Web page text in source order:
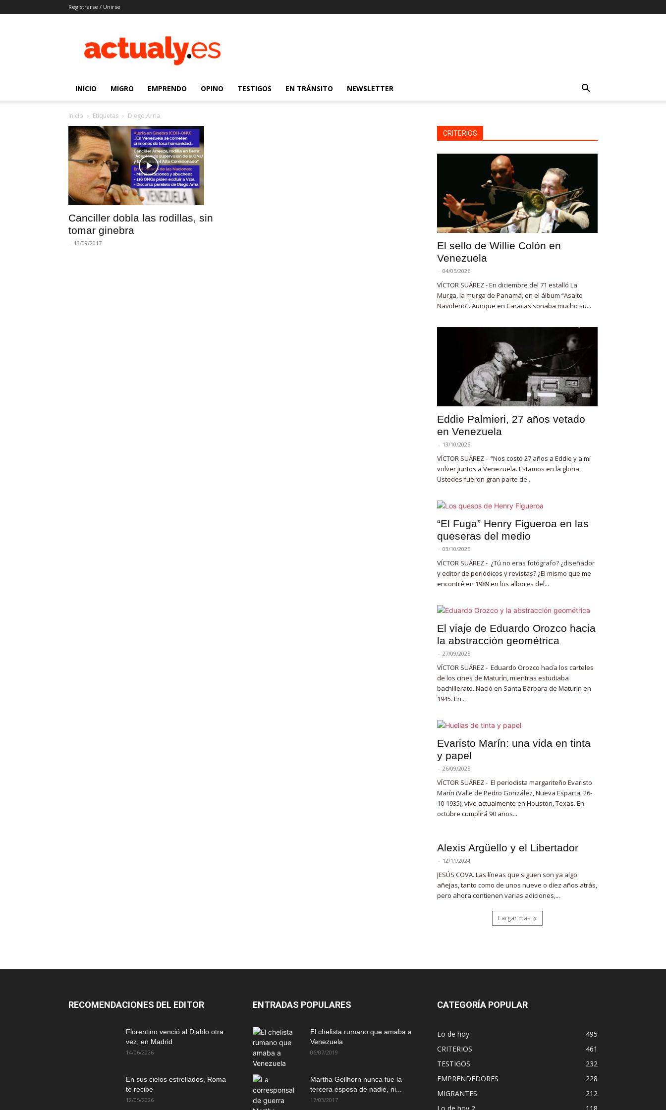
Registrarse / Unirse
|
Noticias
venezolanos
INICIO MIGRO EMPRENDO OPINO TESTIGOS EN TRÁNSITO NEWSLETTER
Inicio Etiquetas Diego Arria
Canciller dobla las rodillas, sin
tomar ginebra
- 13/09/2017
CRITERIOS
El sello de Willie Colón en
Venezuela
- 04/05/2026
VÍCTOR SUÁREZ - En diciembre del 71 estalló La
Murga, la murga de Panamá, en el álbum “Asalto
Navideño”. Aunque en Caracas sonaba mucho su...
Eddie Palmieri, 27 años vetado
en Venezuela
- 13/10/2025
VÍCTOR SUÁREZ - “Nos costó 27 años a Eddie y a mí
volver juntos a Venezuela. Estamos en la gloria.
Ustedes fueron gran parte de...
“El Fuga” Henry Figueroa en las
queseras del medio
- 03/10/2025
VÍCTOR SUÁREZ - ¿Tú no eras fotógrafo? ¿diseñador
y editor de periódicos y revistas? ¿El mismo que me
encontré en 1989 en los albores del...
El viaje de Eduardo Orozco hacia
la abstracción geométrica
- 27/09/2025
VÍCTOR SUÁREZ - Eduardo Orozco hacía los carteles
de los cines de Maturín, mientras estudiaba
bachillerato. Nació en Santa Bárbara de Maturín en
1945. En...
Evaristo Marín: una vida en tinta
y papel
- 26/09/2025
VÍCTOR SUÁREZ - El periodista margariteño Evaristo
Marín (Valle de Pedro González, Nueva Esparta, 26-
10-1935), vive actualmente en Houston, Texas. En
octubre cumplirá 90 años...
Alexis Argüello y el Libertador
- 12/11/2024
JESÚS COVA. Las líneas que siguen son ya algo
añejas, tanto como de unos nueve o diez años atrás,
pero ahora contienen varias adiciones,...
Cargar más
RECOMENDACIONES DEL EDITOR
Florentino venció al Diablo otra
vez, en Madrid
14/06/2026
En sus cielos estrellados, Roma
te recibe
12/05/2026
ENTRADAS POPULARES
El chelista rumano que amaba a
Venezuela
06/07/2019
Martha Gellhorn nunca fue la
tercera esposa de nadie, ni...
17/03/2017
CATEGORÍA POPULAR
Lo de hoy
495
CRITERIOS
461
TESTIGOS
232
EMPRENDEDORES
228
MIGRANTES
212